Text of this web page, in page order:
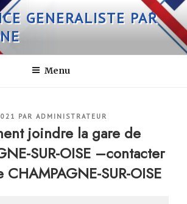
GENERALISTE PAR
Menu
PAR ADMINISTRATEUR
joindre la gare de
SUR-OISE –contacter
SUR-OISE